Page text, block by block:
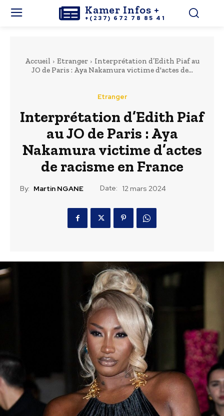
Kamer Infos +
+(237) 672 78 85 41
Accueil Etranger
Interprétation d’Edith Piaf au
JO de Paris : Aya Nakamura victime d'actes de...
Etranger
Interprétation d’Edith Piaf
au JO de Paris : Aya
Nakamura victime d’actes
de racisme en France
By: Martin NGANE Date: 12 mars 2024